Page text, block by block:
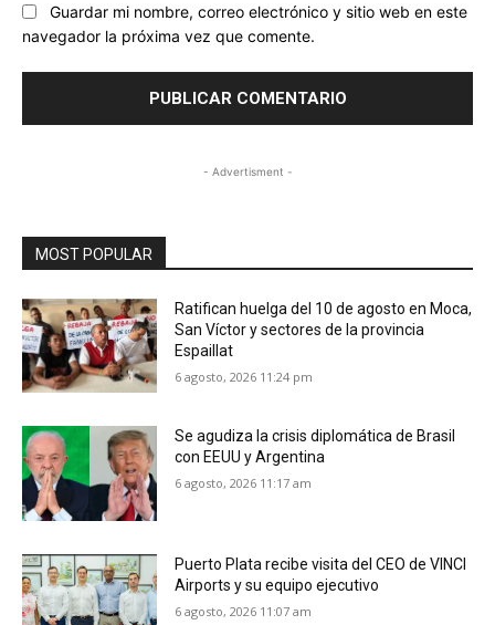
Guardar mi nombre, correo electrónico y sitio web en este
navegador la próxima vez que comente.
- Advertisment -
MOST POPULAR
Ratifican huelga del 10 de agosto en Moca,
San Víctor y sectores de la provincia
Espaillat
6 agosto, 2026 11:24 pm
Se agudiza la crisis diplomática de Brasil
con EEUU y Argentina
6 agosto, 2026 11:17 am
Puerto Plata recibe visita del CEO de VINCI
Airports y su equipo ejecutivo
6 agosto, 2026 11:07 am